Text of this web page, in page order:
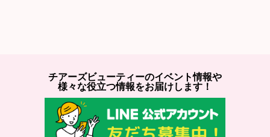
チアーズビューティーのイベント情報や
様々な役立つ情報をお届けします！